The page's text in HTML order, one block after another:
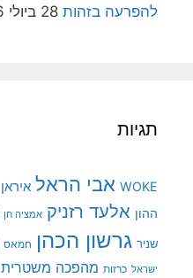
להפרעה בזהות 28 ביולי 2026
תגיות
WOKE אבי הראל איראן
ההון אלעד רזניק אמציה חן
שניר גרשון הכהן חמאס
ישראל כרזות מהפכה משטרית